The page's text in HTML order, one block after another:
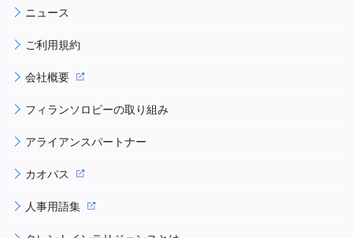
ニュース
ご利用規約
会社概要
フィランソロピーの取り組み
アライアンスパートナー
カオパス
人事用語集